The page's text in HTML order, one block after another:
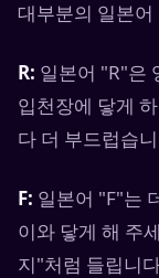
대부분의 일본
R: 일본어 "R"은
입천장에 닿게
다 더 부드럽습
F: 일본어 "F"는
이와 닿게 해 주
지"처럼 들립니